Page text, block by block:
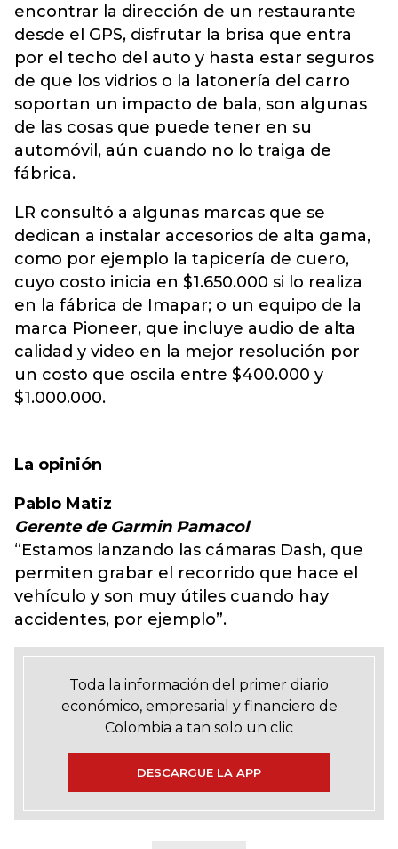
encontrar la dirección de un restaurante
desde el GPS, disfrutar la brisa que entra
por el techo del auto y hasta estar seguros
de que los vidrios o la latonería del carro
soportan un impacto de bala, son algunas
de las cosas que puede tener en su
automóvil, aún cuando no lo traiga de
fábrica.
LR consultó a algunas marcas que se
dedican a instalar accesorios de alta gama,
como por ejemplo la tapicería de cuero,
cuyo costo inicia en $1.650.000 si lo realiza
en la fábrica de Imapar; o un equipo de la
marca Pioneer, que incluye audio de alta
calidad y video en la mejor resolución por
un costo que oscila entre $400.000 y
$1.000.000.
La opinión
Pablo Matiz
Gerente de Garmin Pamacol
“Estamos lanzando las cámaras Dash, que
permiten grabar el recorrido que hace el
vehículo y son muy útiles cuando hay
accidentes, por ejemplo”.
Toda la información del primer diario
económico, empresarial y financiero de
Colombia a tan solo un clic
DESCARGUE LA APP